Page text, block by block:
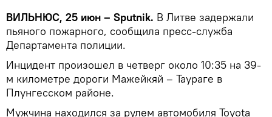
ВИЛЬНЮС, 25 июн – Sputnik. В Литве задержали
пьяного пожарного, сообщила пресс-служба
Департамента полиции.
Инцидент произошел в четверг около 10:35 на 39-
м километре дороги Мажейкяй – Таураге в
Плунгесском районе.
Мужчина находился за рулем автомобиля Toyota